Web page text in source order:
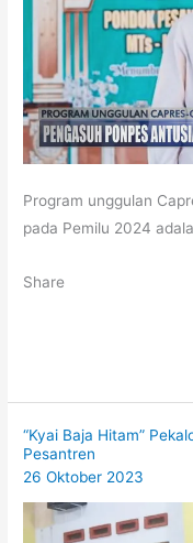
Program unggulan
pada Pemilu 2024
Share
“Kyai Baja Hitam”
Pesantren
26 Oktober 2023